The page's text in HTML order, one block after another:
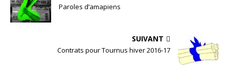
Paroles d’amapiens
SUIVANT
Contrats pour Tournus hiver 2016-17